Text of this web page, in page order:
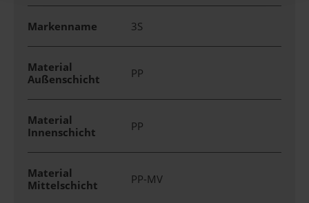
Markenname 3S
Material
Außenschicht
PP
Material
Innenschicht
PP
Material
Mittelschicht
PP-MV